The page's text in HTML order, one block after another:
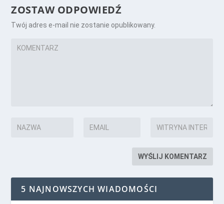
ZOSTAW ODPOWIEDŹ
Twój adres e-mail nie zostanie opublikowany.
5 NAJNOWSZYCH WIADOMOŚCI